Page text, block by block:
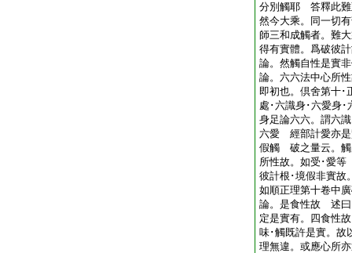
分別觸耶 答釋此
然今大乘。同一切
師三和成觸者。難
得有實體。爲破彼
論。然觸自性是
論。六六法中心所
即初也。倶舍第十･
處･六識身･六愛身･
身足論六六。謂六
六愛 經部計愛亦是
假觸 破之量云。觸
所性故。如受･愛
彼計根･境假非實故
如順正理第十卷中
論。是食性故 述
定是實有。四食性
味･觸既許是實。故
理無違。或應心所